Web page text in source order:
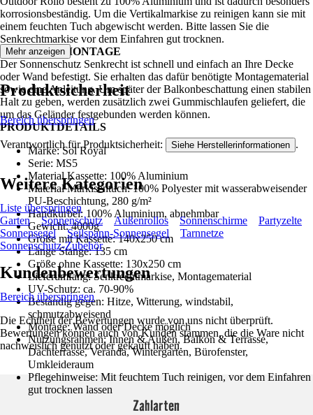
korrosionsbeständig. Um die Vertikalmarkise zu reinigen kann sie mit
einem feuchten Tuch abgewischt werden. Bitte lassen Sie die
Senkrechtmarkise vor dem Einfahren gut trocknen.
EINFACHE MONTAGE
Der Sonnenschutz Senkrecht ist schnell und einfach an Ihre Decke
oder Wand befestigt. Sie erhalten das dafür benötigte Montagematerial
sowie eine Anleitung. Um später der Balkonbeschattung einen stabilen
Halt zu geben, werden zusätzlich zwei Gummischlaufen geliefert, die
um das Geländer festgebunden werden können.
PRODUKTDETAILS
Marke: Sol Royal
Serie: MS5
Material Kassette: 100% Aluminium
Material Markisentuch: 100% Polyester mit wasserabweisender
PU-Beschichtung, 280 g/m²
Handkurbel: 100% Aluminium, abnehmbar
Gewicht: 4000g
Größe mit Kassette: 140x250 cm
Länge Stange: 135 cm
Größe ohne Kassette: 130x250 cm
Lieferumfang: Senkrechtmarkise, Montagematerial
UV-Schutz: ca. 70-90%
Beständig gegen: Hitze, Witterung, windstabil,
schmutzabweisend
Montage: Wand oder Decke möglich
Nutzungsrahmen: Innen & Außen, Balkon & Terrasse,
Dachterrasse, Veranda, Wintergarten, Bürofenster,
Umkleideraum
Pflegehinweise: Mit feuchtem Tuch reinigen, vor dem Einfahren
gut trocknen lassen
Mehr anzeigen
Produktsicherheit
Bereich überspringen
Verantwortlich für Produktsicherheit: Siehe Herstellerinformationen .
Weitere Kategorien
Liste überspringen
Garten
Sonnenschutz Außenrollos Sonnenschirme
Partyzelte
Sonnensegel
Seilspann-Sonnensegel
Tarnnetze
Sonnenschutz-Zubehör
Kundenbewertungen
Bereich überspringen
Die Echtheit der Bewertungen wurde von uns nicht überprüft.
Bewertungen können auch von Kunden stammen, die die Ware nicht
nachweislich genutzt oder gekauft haben.
Zahlarten